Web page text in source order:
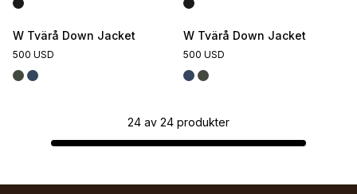
W Tvärå Down Jacket
500 USD
W Tvärå Down Jacket
500 USD
24 av 24 produkter